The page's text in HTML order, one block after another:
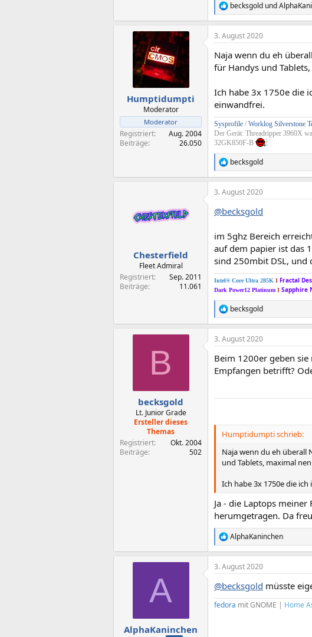
R
e
a
k
i
o
n
:
becksgold und
Humptidumpti
Moderator
Moderator
Registriert
Aug. 2004
Beiträge
26.050
3. August 2020
Naja wenn du eh
für Handys und
Ich habe 3x 1750e die
einwandfrei.
Sysprofile / Worklog Silverstone
Der Gerät: Threadripper 3960X
32GK850F-B
R
e
a
k
i
e
n
:
becksgold
Chesterfield
Fleet Admiral
Registriert
Sep. 2011
Beiträge
11.061
3. August 2020
@becksgold
im 5ghz Bereich
auf dem papier ist das
sind 250mbit DSL, und
Intel® Core Ultra 285K I Fractal
Dark Power12 Platinum I Sapphire
R
e
a
k
i
o
n
becksgold
B
becksgold
Lt. Junior Grade
Ersteller dieses
Themas
Registriert
Okt. 2004
Beiträge
502
3. August 2020
Beim 1200er geben
Empfangen betrifft?
Humptidumpti schrieb:
Naja wenn du eh überall
und Tablets, maximal
Ich habe 3x 1750e die
Ja - die Laptops
herumgetragen. Da
R
e
a
k
i
o
n
AlphaKaninchen
A
AlphaKaninchen
3. August 2020
@becksgold müsste
fedora mitGNOME | Home